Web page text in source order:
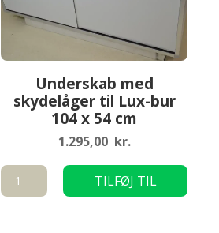
Underskab med
skydelåger til Lux-bur
104 x 54 cm
1.295,00 kr.
Underskab
med
TILFØJ TIL
KURV